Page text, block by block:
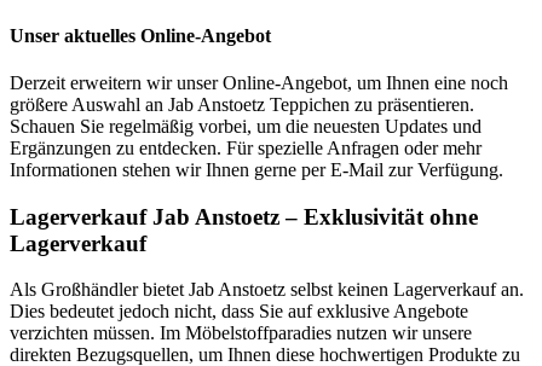
Unser aktuelles Online-Angebot
Derzeit erweitern wir unser Online-Angebot, um Ihnen eine noch
größere Auswahl an Jab Anstoetz Teppichen zu präsentieren.
Schauen Sie regelmäßig vorbei, um die neuesten Updates und
Ergänzungen zu entdecken. Für spezielle Anfragen oder mehr
Informationen stehen wir Ihnen gerne per E-Mail zur Verfügung.
Lagerverkauf Jab Anstoetz – Exklusivität ohne
Lagerverkauf
Als Großhändler bietet Jab Anstoetz selbst keinen Lagerverkauf an.
Dies bedeutet jedoch nicht, dass Sie auf exklusive Angebote
verzichten müssen. Im Möbelstoffparadies nutzen wir unsere
direkten Bezugsquellen, um Ihnen diese hochwertigen Produkte zu